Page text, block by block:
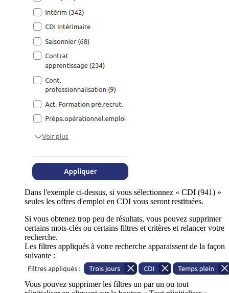
Dans l'exemple ci-dessus, si vous sélectionnez « CDI (941) »
seules les offres d'emploi en CDI vous seront restituées.
Si vous obtenez trop peu de résultats, vous pouvez supprimer
certains mots-clés ou certains filtres et critères et relancer votre
recherche.
Les filtres appliqués à votre recherche apparaissent de la façon
suivante :
Vous pouvez supprimer les filtres un par un ou tout